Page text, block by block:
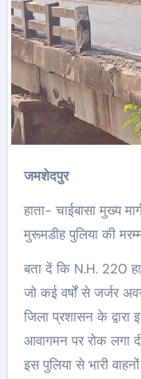
जमशेदपुर
हाता- चाईबासा मुख्य
मुरूमडीह पुलिया की
बता दें कि N.H. 220
जो कई वर्षों से जर्जर
जिला प्रशासन के द्वारा
आवागमन पर रोक लगा
इस पुलिया से भारी